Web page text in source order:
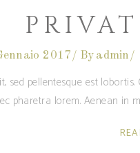
2017 By admin
pellentesque est
pharetra lorem. Aenean in